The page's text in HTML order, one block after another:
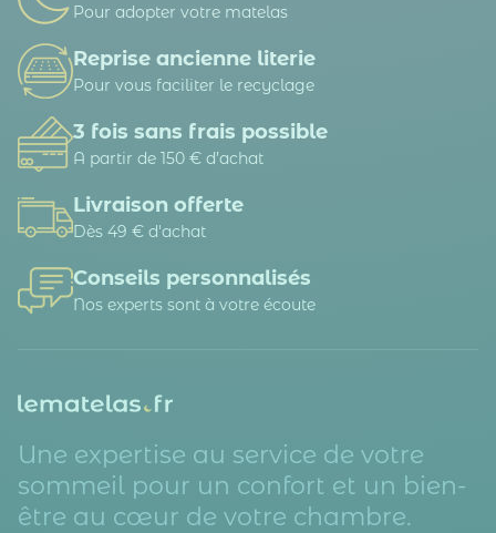
Pour adopter votre matelas
Reprise ancienne literie
Pour vous faciliter le recyclage
3 fois sans frais possible
A partir de 150 € d’achat
Livraison offerte
Dès 49 € d'achat
Conseils personnalisés
Nos experts sont à votre écoute
Une expertise au service de votre
sommeil pour un confort et un bien-
être au cœur de votre chambre.